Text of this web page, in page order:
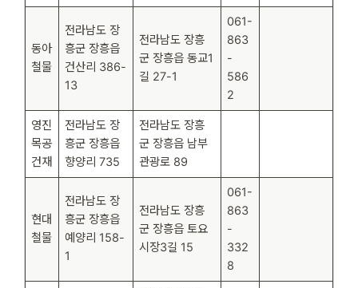
동아
철물
전라남도 장
흥군 장흥읍
건산리 386-
13
전라남도 장흥
군 장흥읍 동교1
길 27-1
061-
863
-
586
2
영진
목공
건재
전라남도 장
흥군 장흥읍
향양리 735
전라남도 장흥
군 장흥읍 남부
관광로 89
현대
철물
전라남도 장
흥군 장흥읍
예양리 158-
1
전라남도 장흥
군 장흥읍 토요
시장3길 15
061-
863
-
332
8